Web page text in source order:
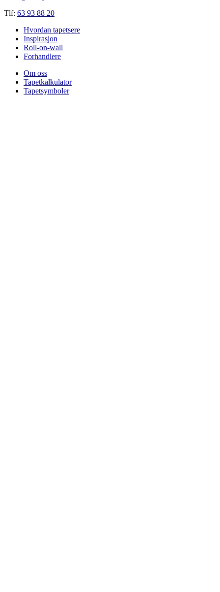
Tlf: 63 93 88 20
Hvordan tapetsere
Inspirasjon
Roll-on-wall
Forhandlere
Om oss
Tapetkalkulator
Tapetsymboler